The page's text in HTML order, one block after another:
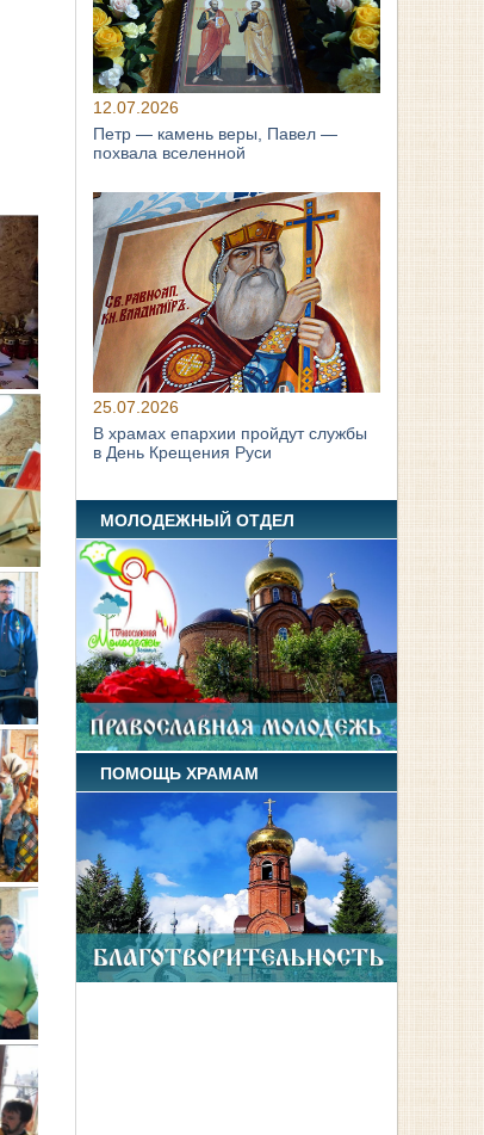
12.07.2026
Петр — камень веры, Павел —
похвала вселенной
25.07.2026
В храмах епархии пройдут службы
в День Крещения Руси
МОЛОДЕЖНЫЙ ОТДЕЛ
ПОМОЩЬ ХРАМАМ